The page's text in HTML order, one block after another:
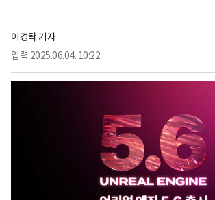
이경탁 기자
입력 2025.06.04. 10:22